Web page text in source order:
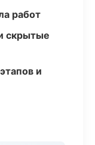
работ
скрытые
и